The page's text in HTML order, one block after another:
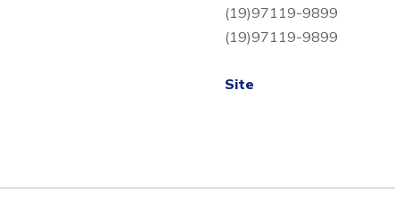
(19)97119-9899
(19)97119-9899
Site